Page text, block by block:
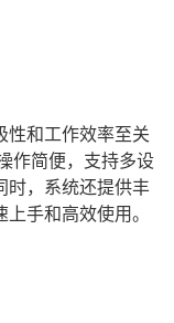
性和工作效率至关
作简便，支持多设
时，系统还提供丰
手和高效使用。